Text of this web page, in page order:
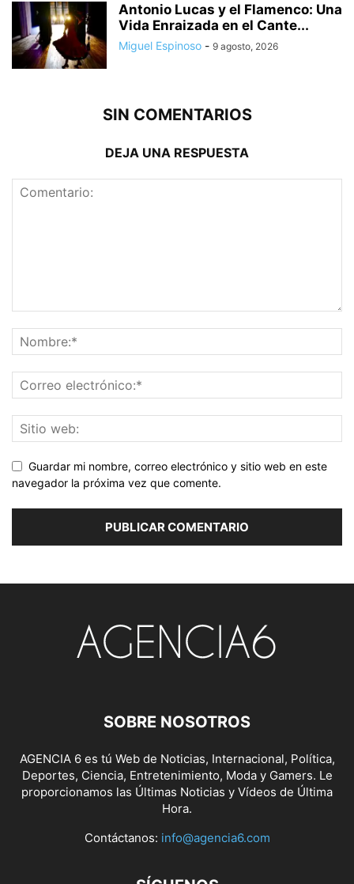
Antonio Lucas y el Flamenco: Una
Vida Enraizada en el Cante...
Miguel Espinoso - 9 agosto, 2026
SIN COMENTARIOS
DEJA UNA RESPUESTA
Guardar mi nombre, correo electrónico y sitio web en este
navegador la próxima vez que comente.
SOBRE NOSOTROS
AGENCIA 6 es tú Web de Noticias, Internacional, Política,
Deportes, Ciencia, Entretenimiento, Moda y Gamers. Le
proporcionamos las Últimas Noticias y Vídeos de Última
Hora.
Contáctanos: info@agencia6.com